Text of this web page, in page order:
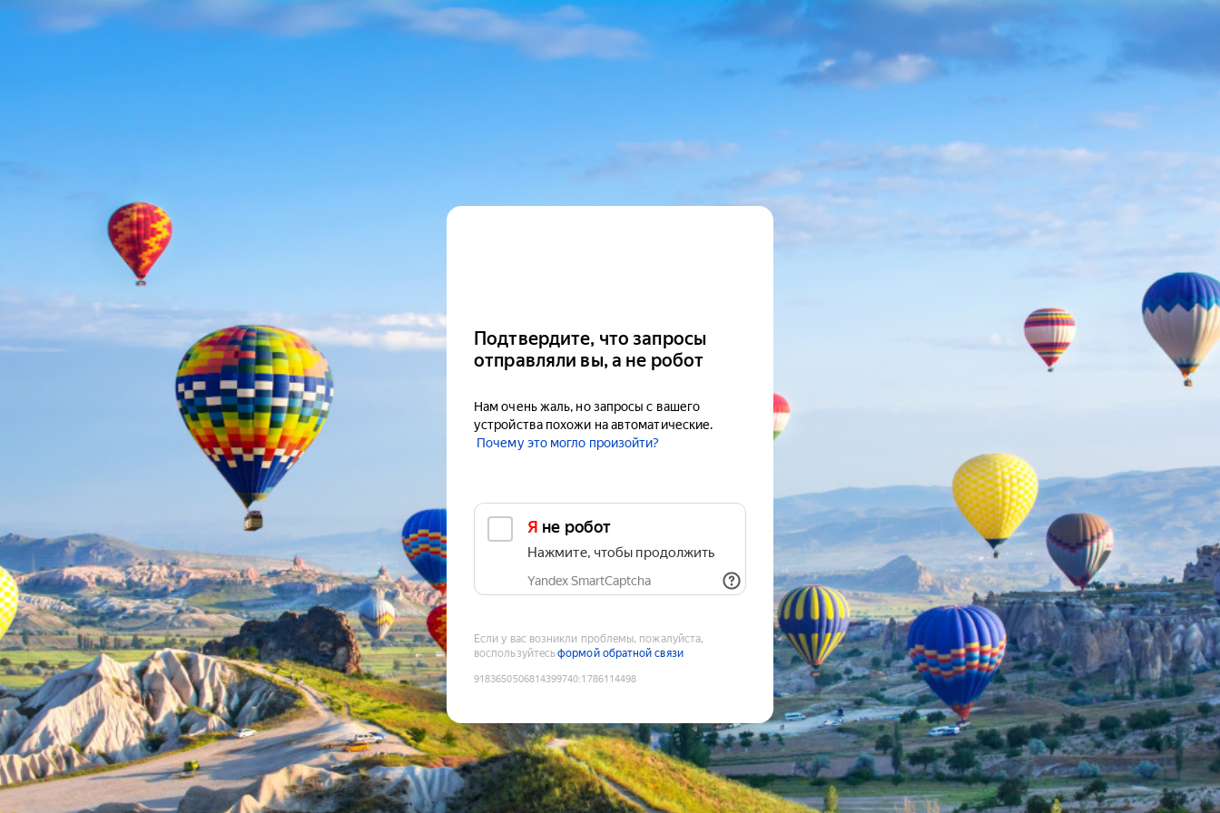
Подтвердите, что запросы
отправляли вы, а не робот
Нам очень жаль, но запросы с вашего
устройства похожи на автоматические.
Почему это могло произойти?
Я не робот
Нажмите, чтобы продолжить
Yandex SmartCaptcha
Если у вас возникли проблемы, пожалуйста,
воспользуйтесьформой обратной связи
9183650506814399740:1786114498